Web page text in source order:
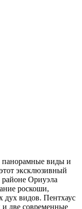
панорамные виды и
эксклюзивный
Ориуэла
роскоши,
дух видов. Пентхаус
и две современные